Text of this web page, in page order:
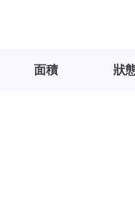
面積 狀